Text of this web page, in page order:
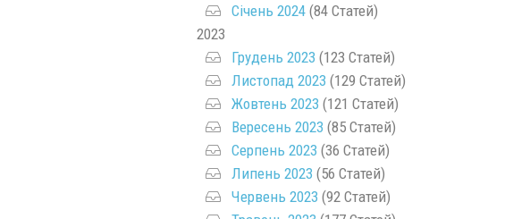
Січень 2024(84 Статей)
2023
Грудень 2023 (123 Статей)
Листопад 2023 (129 Статей)
Жовтень 2023 (121 Статей)
Вересень 2023 (85 Статей)
Серпень 2023 (36 Статей)
Липень 2023 (56 Статей)
Червень 2023 (92 Статей)